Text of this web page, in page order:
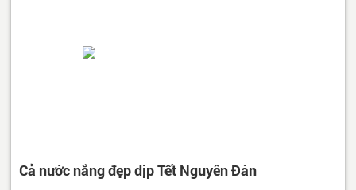
Cả nước nắng đẹp dịp Tết Nguyên Đán